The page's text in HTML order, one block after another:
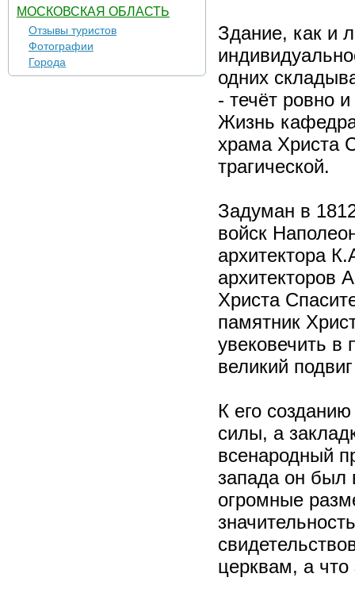
МОСКОВСКАЯ ОБЛАСТЬ
Отзывы туристов
Фотографии
Города
Здание, как и
одних
- течёт ровно
Жизнь
храма Христа
трагической.
Задуман в
войск
архитектора
архитекторов
Христа
памятник
увековечить в
великий
К его
силы, а
всенародный
запада он был
огромные
церквам, а